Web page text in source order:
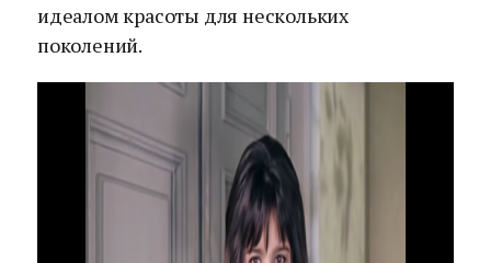
идеалом красоты для нескольких
поколений.